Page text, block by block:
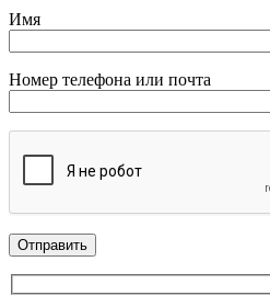
Имя
Номер телефона или почта